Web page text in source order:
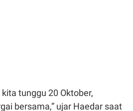
tunggu 20 Oktober,
bersama,” ujar Haedar saat